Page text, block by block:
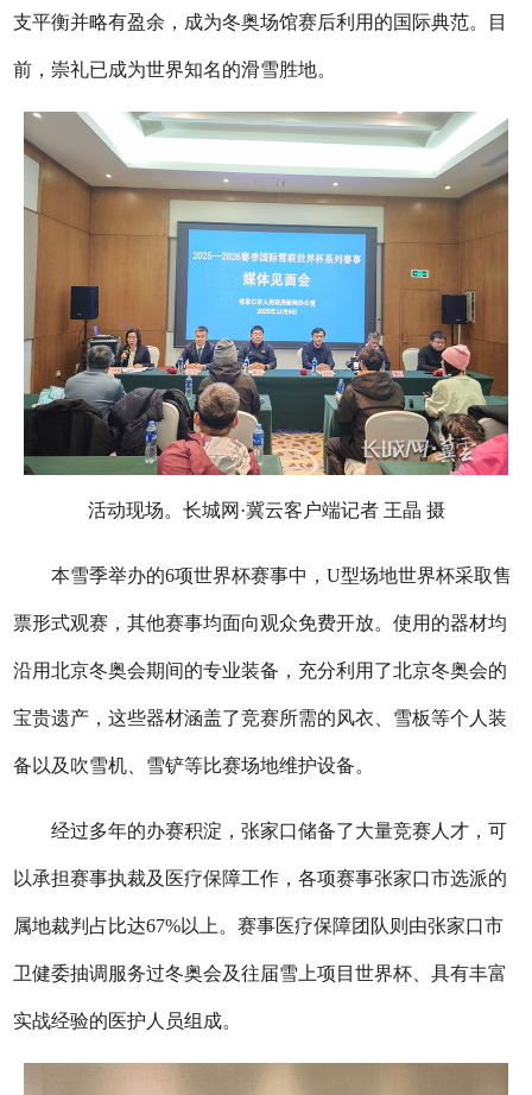
支平衡并略有盈余，成为冬奥场馆赛后利用的国际典范。目
前，崇礼已成为世界知名的滑雪胜地。
活动现场。长城网·冀云客户端记者 王晶 摄
本雪季举办的6项世界杯赛事中，U型场地世界杯采取售
票形式观赛，其他赛事均面向观众免费开放。使用的器材均
沿用北京冬奥会期间的专业装备，充分利用了北京冬奥会的
宝贵遗产，这些器材涵盖了竞赛所需的风衣、雪板等个人装
备以及吹雪机、雪铲等比赛场地维护设备。
经过多年的办赛积淀，张家口储备了大量竞赛人才，可
以承担赛事执裁及医疗保障工作，各项赛事张家口市选派的
属地裁判占比达67%以上。赛事医疗保障团队则由张家口市
卫健委抽调服务过冬奥会及往届雪上项目世界杯、具有丰富
实战经验的医护人员组成。